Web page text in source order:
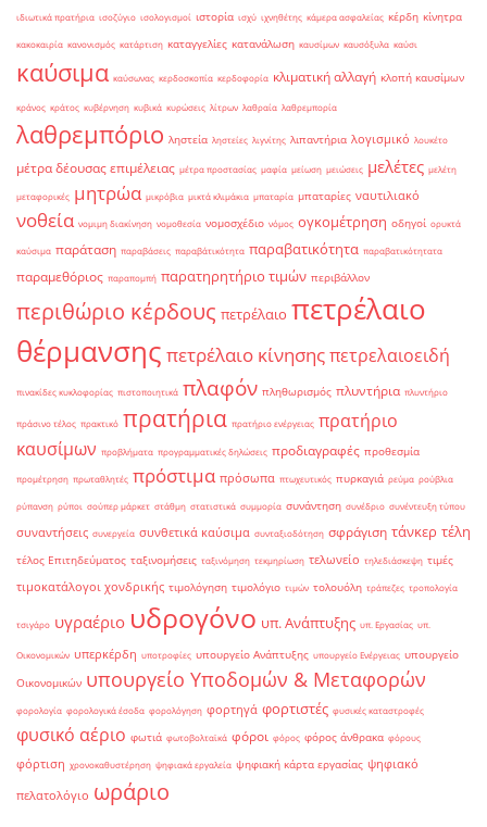
ιδιωτικά πρατήρια ισοζύγιο ισολογισμοί ιστορία ισχύ ιχνηθέτης κάμερα ασφαλείας κέρδη κίνητρα
κακοκαιρία κανονισμός κατάρτιση καταγγελίες κατανάλωση καυσίμων καυσόξυλα καύσι
καύσιμα καύσωνας κερδοσκοπία κερδοφορία κλιματική αλλαγή κλοπή καυσίμων
κράνος κράτος κυβέρνηση κυβικά κυρώσεις λίτρων λαθραία λαθρεμπορία
λαθρεμπόριο ληστεία ληστείες λιγνίτης λιπαντήρια λογισμικό λουκέτο
μέτρα δέουσας επιμέλειας μέτρα προστασίας μαφία μείωση μειώσεις μελέτες μελέτη
μεταφορικές μητρώα μικρόβια μικτά κλιμάκια μπαταρία μπαταρίες ναυτιλιακό
νοθεία νομιμη διακίνηση νομοθεσία νομοσχέδιο νόμος ογκομέτρηση οδηγοί ορυκτά
καύσιμα παράταση παραβάσεις παραβάτικότητα παραβατικότητα παραβατικότητατα
παραμεθόριος παραπομπή παρατηρητήριο τιμών περιβάλλον
περιθώριο κέρδους πετρέλαιο πετρέλαιο
θέρμανσης πετρέλαιο κίνησηςπετρελαιοειδή
πινακίδες κυκλοφορίας πιστοποιητικά πλαφόν πληθωρισμός πλυντήρια πλυντήριο
πράσινο τέλος πρακτικό πρατήρια πρατήριο ενέργειας πρατήριο
καυσίμων προβλήματα προγραμματικές δηλώσεις προδιαγραφές προθεσμία
προμέτρηση πρωταθλητές πρόστιμα πρόσωπα πτωχευτικός πυρκαγιά ρεύμα ρούβλια
ρύπανση ρύποι σούπερ μάρκετ στάθμη στατιστικά συμμορία συνάντηση συνέδριο συνέντευξη τύπου
συναντήσεις συνεργεία συνθετικά καύσιμα συνταξιοδότηση σφράγιση τάνκερ τέλη
τέλος Επιτηδεύματος ταξινομήσεις ταξινόμηση τεκμηρίωση τελωνείο τηλεδιάσκεψη τιμές
τιμοκατάλογοι χονδρικής τιμολόγηση τιμολόγιο τιμών τολουόλη τράπεζες τροπολογία
τσιγάρο υγραέριο υδρογόνο υπ. Ανάπτυξης υπ. Εργασίας υπ.
Οικονομικών υπερκέρδη υποτροφίες υπουργείο Ανάπτυξης υπουργείο Ενέργειας υπουργείο
Οικονομικών υπουργείο Υποδομών & Μεταφορών
φορολογία φορολογικά έσοδα φορολόγηση φορτηγά φορτιστές φυσικές καταστροφές
φυσικό αέριο φωτιά φωτοβολταϊκά φόροι φόρος φόρος άνθρακα φόρους
φόρτιση χρονοκαθυστέρηση ψηφιακά εργαλεία ψηφιακή κάρτα εργασίας ψηφιακό
πελατολόγιο ωράριο